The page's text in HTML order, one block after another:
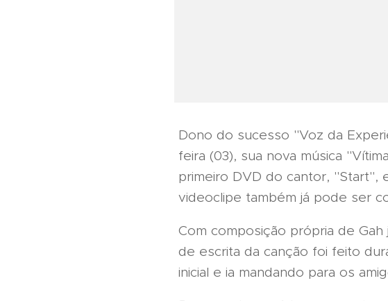
Dono do sucesso "Voz da
feira (03), sua nova música
primeiro DVD do cantor, "Start",
videoclipe também já pode ser
Com composição própria de
de escrita da canção foi feito
inicial e ia mandando para os